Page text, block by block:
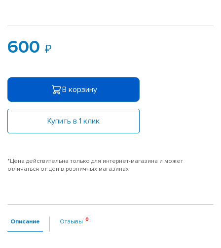
600
В корзину
Купить в 1 клик
*Цена действительна только для интернет-магазина и может
отличаться от цен в розничных магазинах
Описание Отзывы